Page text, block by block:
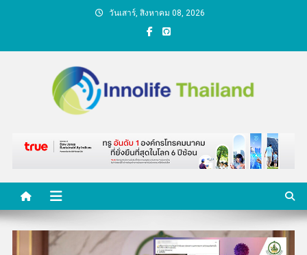
วันเสาร์, สิงหาคม 08, 2026
คนกับความคิด ชีวิตกับ
นวัตกรรม